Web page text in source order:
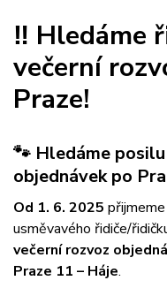
‼️ Hledáme
večerní
Praze!
🐾 Hledáme
objednávek po
Od 1. 6. 2025
usměvavého řidiče/
večerní rozvoz
Praze 11 – Háje.